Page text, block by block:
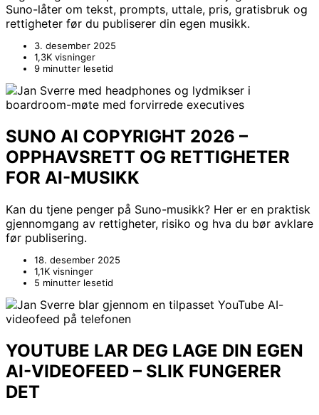
Suno-låter om tekst, prompts, uttale, pris, gratisbruk og
rettigheter før du publiserer din egen musikk.
3. desember 2025
1,3K visninger
9 minutter lesetid
SUNO AI COPYRIGHT 2026 –
OPPHAVSRETT OG RETTIGHETER
FOR AI-MUSIKK
Kan du tjene penger på Suno-musikk? Her er en praktisk
gjennomgang av rettigheter, risiko og hva du bør avklare
før publisering.
18. desember 2025
1,1K visninger
5 minutter lesetid
YOUTUBE LAR DEG LAGE DIN EGEN
AI-VIDEOFEED – SLIK FUNGERER
DET